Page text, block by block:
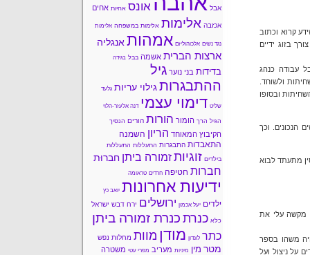
קרוא וכתוב
בזוג ידיים
עבודה כנהג
ולשוחד.
ובסופו
הנכונים. וכך
מתעתד לבוא
מקשה עלי את
משהו בספר
על ניצול ועל
אבל אונס אחיות אחים
אכזבה אלימות אלימות במשפחה אלימות
נגד נשים אלכוהוליזם אמהותאנגליה
ארצות הברית אשמה בבל בגידה
בדידות בני נוער גיל
ההתבגרות גילוי עריות גלעד
שליט דימוי עצמי דנה אלעזר-הלוי
הגיל הרך הומור הורות הורים הנסיך
הקיבוץ המאוחד הריון השמנה
התאבדות התבגרות התעללות התעללות
בילדים זוגיותזמורה ביתן חברוּת
חברות חטיפה חרדים טראומה
ידיעות אחרונות יואב כץ
ילדים יעל אכמון ירושלים ירח דבש ישראל
כלא כנרת כנרת זמורה ביתן
כתר לונדון מודן מוות מחלות נפש
מטר מין מיניות מעריב מפרי עטי משטרה